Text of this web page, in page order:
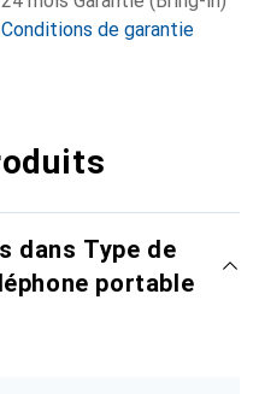
Conditions de garantie
dans Type de
portable